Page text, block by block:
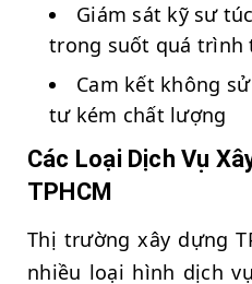
Giám sát kỹ sư
trong suốt quá trình
Cam kết không
tư kém chất lượng
Các Loại Dịch Vụ
TPHCM
Thị trường xây dựng
nhiều loại hình dịch